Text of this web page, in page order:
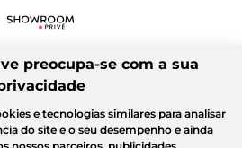
preocupa-se com a sua
e tecnologias similares para analisar
do site e o seu desempenho e ainda